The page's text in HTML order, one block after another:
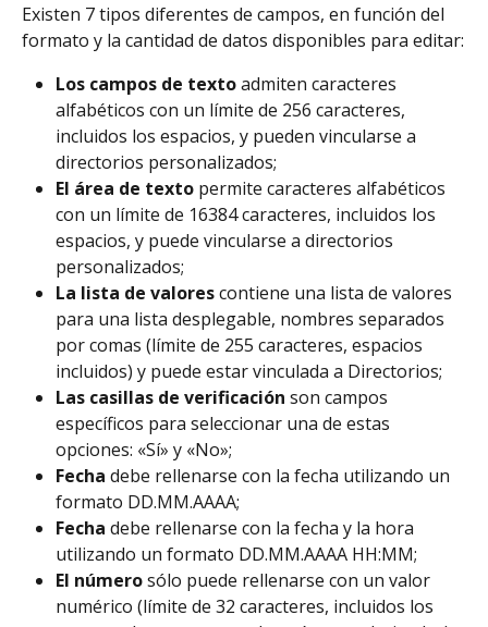
Existen 7 tipos diferentes de campos, en función del
formato y la cantidad de datos disponibles para editar:
Los campos de texto admiten caracteres
alfabéticos con un límite de 256 caracteres,
incluidos los espacios, y pueden vincularse a
directorios personalizados;
El área de texto permite caracteres alfabéticos
con un límite de 16384 caracteres, incluidos los
espacios, y puede vincularse a directorios
personalizados;
La lista de valores contiene una lista de valores
para una lista desplegable, nombres separados
por comas (límite de 255 caracteres, espacios
incluidos) y puede estar vinculada a Directorios;
Las casillas de verificación son campos
específicos para seleccionar una de estas
opciones: «Sí» y «No»;
Fecha debe rellenarse con la fecha utilizando un
formato DD.MM.AAAA;
Fecha debe rellenarse con la fecha y la hora
utilizando un formato DD.MM.AAAA HH:MM;
El número sólo puede rellenarse con un valor
numérico (límite de 32 caracteres, incluidos los